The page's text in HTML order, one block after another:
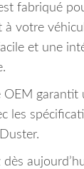
fabriqué
à votre
et une
OEM
les
dès